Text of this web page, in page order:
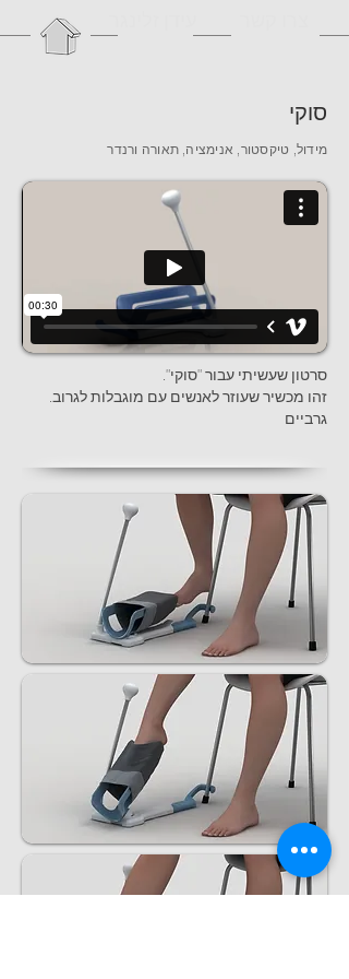
סוקי
מידול, טיקסטור, אנימציה, תאורה ורנדר
."סרטון שעשיתי עבור "סוקי
.זהו מכשיר שעוזר לאנשים עם מוגבלות לגרוב
גרביים